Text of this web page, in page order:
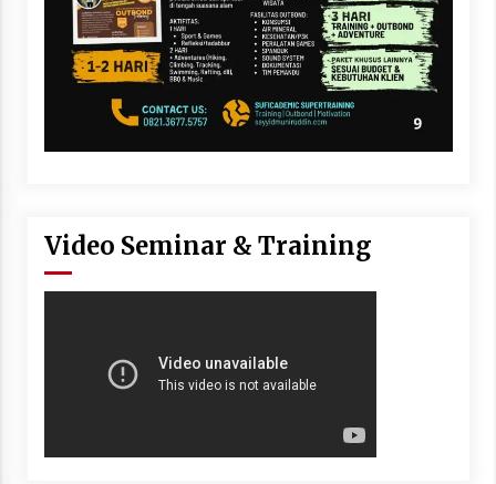
Video Seminar & Training